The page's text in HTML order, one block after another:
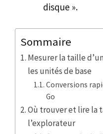
disque ».
Sommaire
Mesurer la taille
les unités de base
Conversions
Go
Où trouver et lire la
l’explorateur